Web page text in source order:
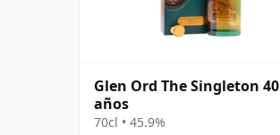
Glen Ord The Singleton 40
años
70cl • 45.9%